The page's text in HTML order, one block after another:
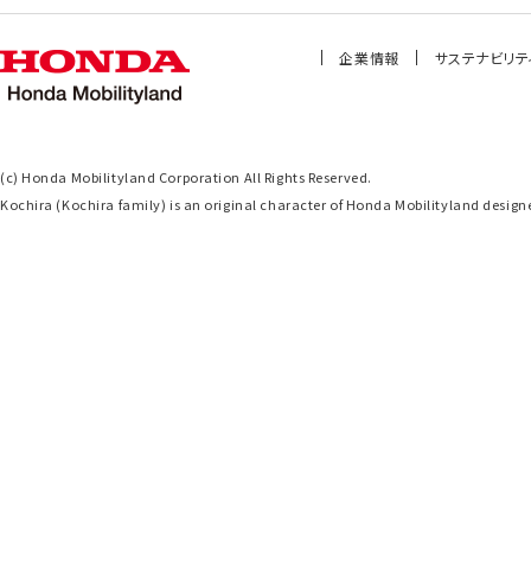
企業情報 サステナビリテ
(c) Honda Mobilityland Corporation All Rights Reserved.
Kochira (Kochira family) is an original character of Honda Mobilityland